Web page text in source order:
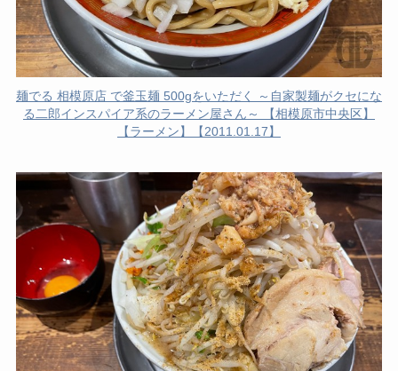
麺でる 相模原店 で釜玉麺 500gをいただく ～自家製麺がクセにな
る二郎インスパイア系のラーメン屋さん～ 【相模原市中央区】
【ラーメン】【2011.01.17】